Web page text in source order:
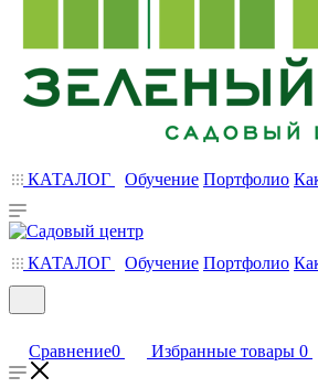
КАТАЛОГ Обучение Портфолио
КАТАЛОГ Обучение Портфолио
Сравнение0 Избранные товары 0